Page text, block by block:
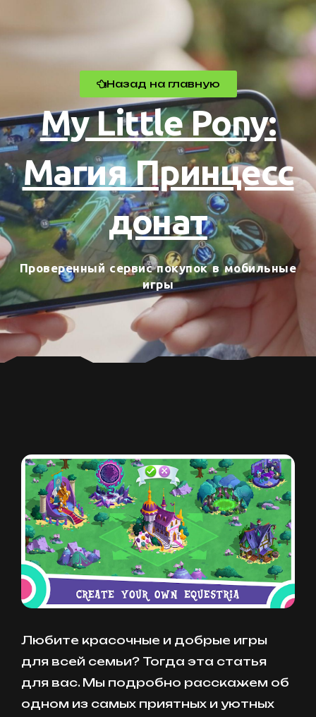
Назад на главную
My Little Pony:
Магия Принцесс
донат
Проверенный сервис покупок в мобильные
игры
Любите красочные и добрые игры
для всей семьи? Тогда эта статья
для вас. Мы подробно расскажем об
одном из самых приятных и уютных